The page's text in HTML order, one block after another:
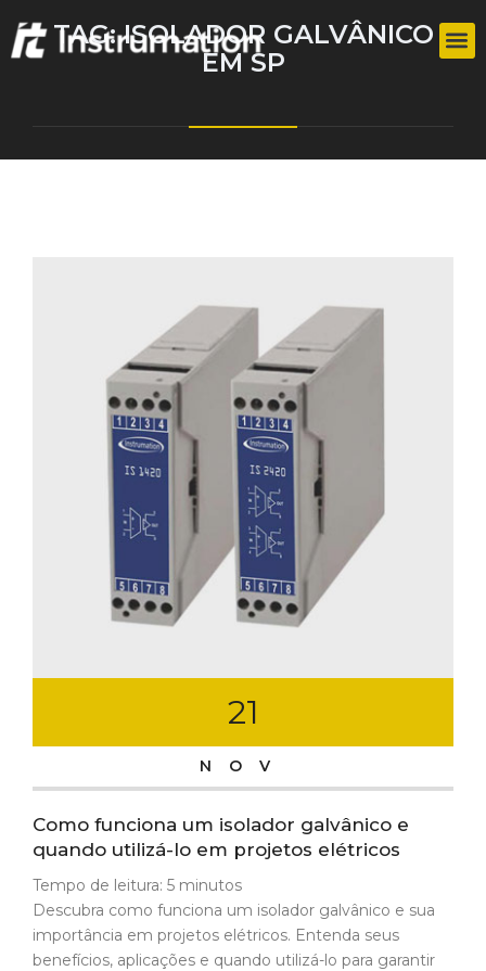
TAG:ISOLADOR GALVÂNICO
EM SP
21
NOV
Como funciona um isolador galvânico e
quando utilizá-lo em projetos elétricos
Tempo de leitura: 5 minutos
Descubra como funciona um isolador galvânico e sua
importância em projetos elétricos. Entenda seus
benefícios, aplicações e quando utilizá-lo para garantir